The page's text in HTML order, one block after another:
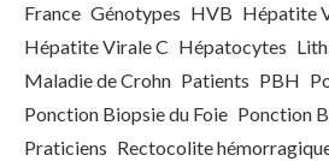
France Génotypes HVB Hépatite
Hépatite Virale C Hépatocytes
Maladie de Crohn Patients PBH
Ponction Biopsie du Foie Ponction
Praticiens Rectocolite